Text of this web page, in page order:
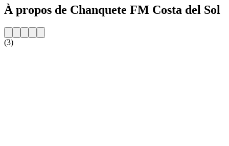
À propos de Chanquete FM Costa del Sol
(3)